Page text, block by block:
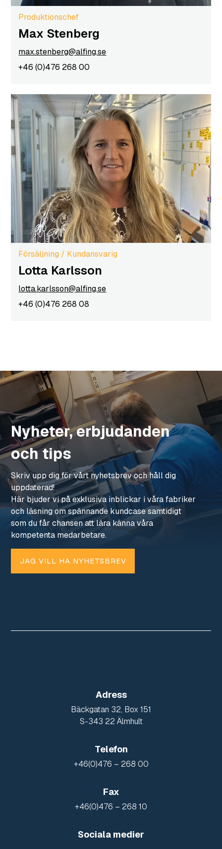
Produktionschef
Max Stenberg
max.stenberg@alfing.se
+46 (0)476 268 00
Försäljning / Kundansvarig
Lotta Karlsson
lotta.karlsson@alfing.se
+46 (0)476 268 08
Nyheter, erbjudanden
och tips
Skriv upp dig för vårt nyhetsbrev och håll dig
uppdaterad!
Här bjuder vi på exklusiva inblickar i våra fabriker
och läsning om spännande kundcase samtidigt
som du får chansen att lära känna våra
kompetenta medarbetare.
JAG VILL HA NYHETSBREV
Adress
Bäckgatan 32, Box 151
S-343 22 Älmhult
Telefon
+46(0)476 – 268 00
Fax
+46(0)476 – 268 10
Sociala medier